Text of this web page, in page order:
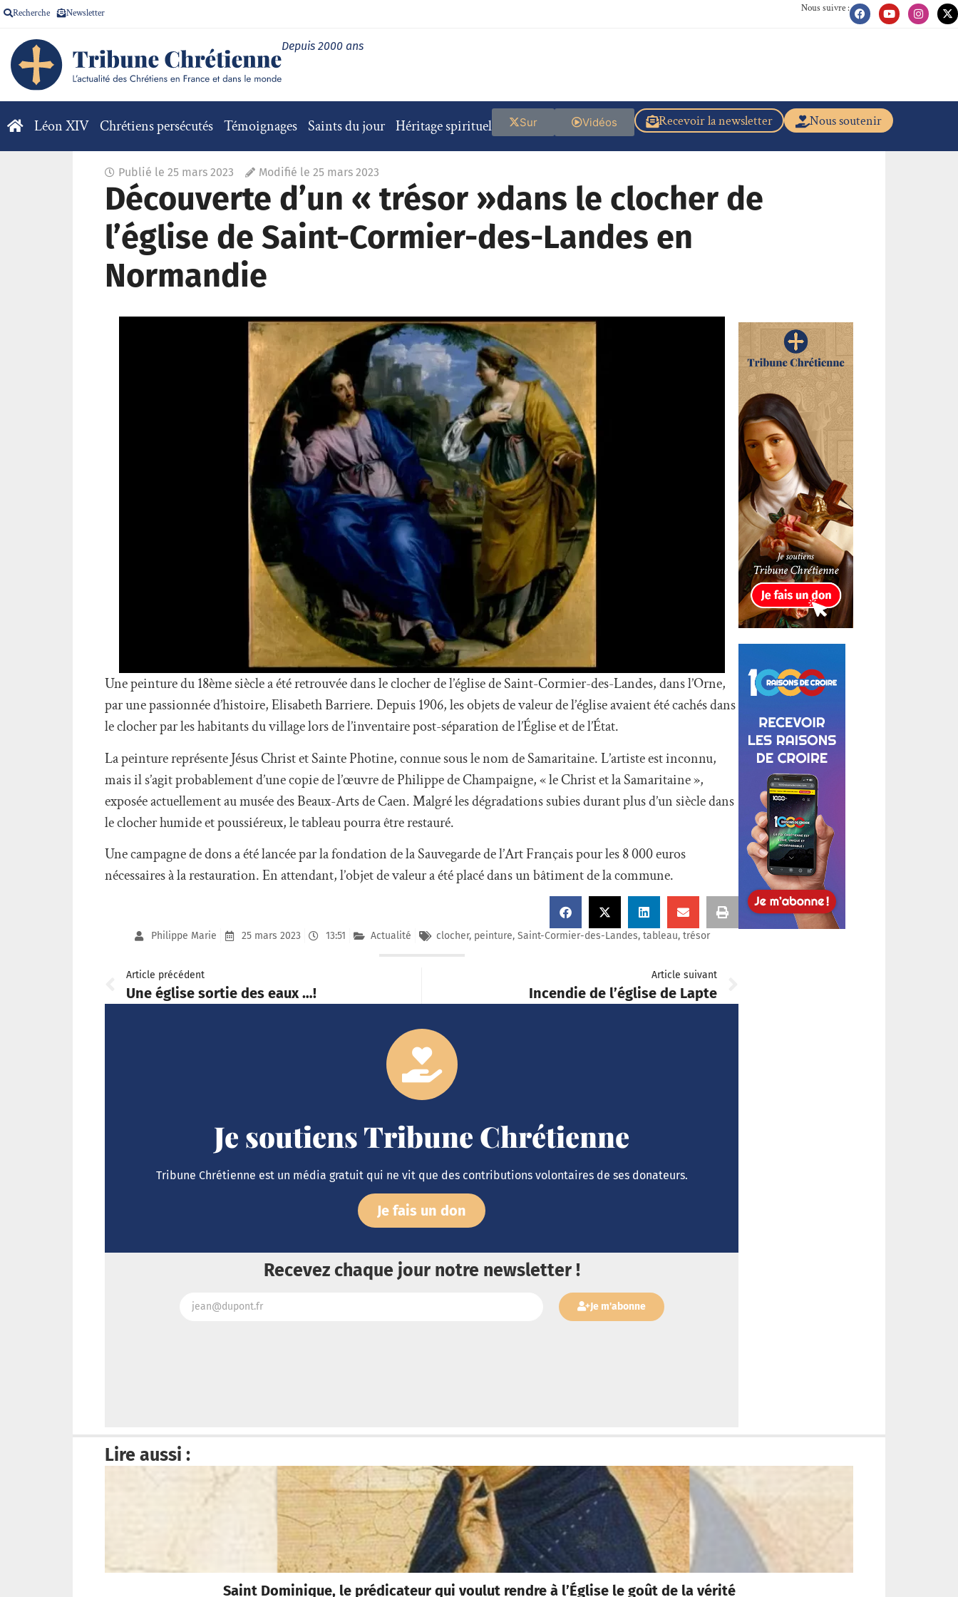
Recherche Newsletter Nous suivre :
Depuis 2000 ans
Léon XIV Chrétiens persécutés Témoignages Saints du jour Héritage spirituel Nous soutenir
Recevoir la newsletter
Vidéos
Sur
Publié le 25 mars 2023 Modifié le 25 mars 2023
Découverte d’un « trésor »dans le clocher de
l’église de Saint-Cormier-des-Landes en
Normandie
Une peinture du 18ème siècle a été retrouvée dans le clocher de l’église de Saint-Cormier-des-Landes, dans l’Orne,
par une passionnée d’histoire, Elisabeth Barriere. Depuis 1906, les objets de valeur de l’église avaient été cachés dans
le clocher par les habitants du village lors de l’inventaire post-séparation de l’Église et de l’État.
La peinture représente Jésus Christ et Sainte Photine, connue sous le nom de Samaritaine. L’artiste est inconnu,
mais il s’agit probablement d’une copie de l’œuvre de Philippe de Champaigne, « le Christ et la Samaritaine »,
exposée actuellement au musée des Beaux-Arts de Caen. Malgré les dégradations subies durant plus d’un siècle dans
le clocher humide et poussiéreux, le tableau pourra être restauré.
Une campagne de dons a été lancée par la fondation de la Sauvegarde de l’Art Français pour les 8 000 euros
nécessaires à la restauration. En attendant, l’objet de valeur a été placé dans un bâtiment de la commune.
Philippe Marie 25 mars 2023 13:51 Actualité clocher, peinture, Saint-Cormier-des-Landes, tableau, trésor
Article précédent
Une église sortie des eaux …!
Article suivant
Incendie de l’église de Lapte
Je soutiens Tribune Chrétienne
Tribune Chrétienne est un média gratuit qui ne vit que des contributions volontaires de ses donateurs.
Je fais un don
Recevez chaque jour notre newsletter !
Je m'abonne
Lire aussi :
Saint Dominique, le prédicateur qui voulut rendre à l’Église le goût de la vérité